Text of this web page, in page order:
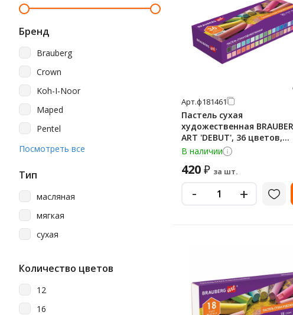
Бренд
Brauberg
Crown
Koh-I-Noor
Maped
Pentel
Silwerhof
Посмотреть все
Тип
масляная
мягкая
сухая
Количество цветов
12
16
Арт.ф181461
Пастель сухая
художественная
ART 'DEBUT', 36 цветов,
круглое сечение, 181461
В наличии
420₽ за шт.
- +